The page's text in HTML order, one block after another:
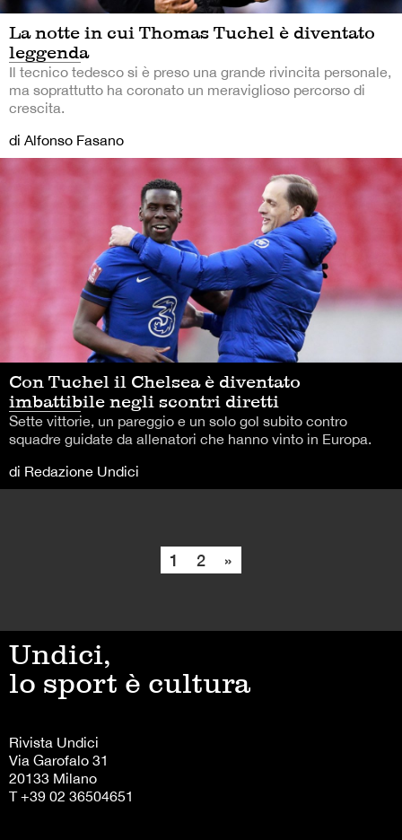
La notte in cui Thomas Tuchel è diventato
leggenda
Il tecnico tedesco si è preso una grande rivincita personale,
ma soprattutto ha coronato un meraviglioso percorso di
crescita.
di Alfonso Fasano
Con Tuchel il Chelsea è diventato
imbattibile negli scontri diretti
Sette vittorie, un pareggio e un solo gol subito contro
squadre guidate da allenatori che hanno vinto in Europa.
di Redazione Undici
1 2 »
Undici,
lo sport è cultura
Rivista Undici
Via Garofalo 31
20133 Milano
T +39 02 36504651